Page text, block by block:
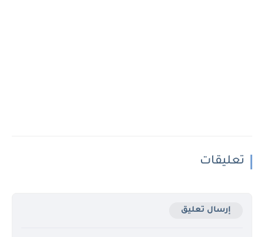
تعليقات
إرسال تعليق